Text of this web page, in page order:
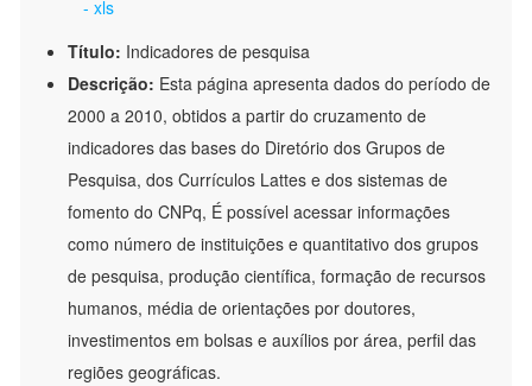
- xls
Título: Indicadores de pesquisa
Descrição: Esta página apresenta dados do período de
2000 a 2010, obtidos a partir do cruzamento de
indicadores das bases do Diretório dos Grupos de
Pesquisa, dos Currículos Lattes e dos sistemas de
fomento do CNPq, É possível acessar informações
como número de instituições e quantitativo dos grupos
de pesquisa, produção científica, formação de recursos
humanos, média de orientações por doutores,
investimentos em bolsas e auxílios por área, perfil das
regiões geográficas.